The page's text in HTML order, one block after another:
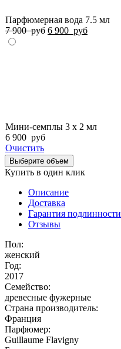
Парфюмерная вода 7.5 мл
7 900руб 6 900 руб
Мини-семплы 3 х 2 мл
6 900 руб
Очистить
Выберите объем
Купить в один клик
Описание
Доставка
Гарантия подлинности
Отзывы
Пол:
женский
Год:
2017
Семейство:
древесные фужерные
Страна производитель:
Франция
Парфюмер:
Guillaume Flavigny